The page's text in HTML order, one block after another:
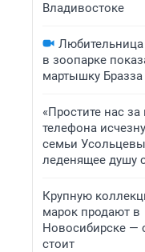
Владивостоке
в зоопарке
мартышку Бразза
«Простите нас за
телефона
семьи
леденящее душу
Крупную
марок продают в
Новосибирске —
стоит